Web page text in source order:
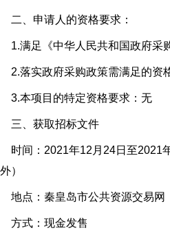
、申请人的资格要求：
满足《中华人民共和国政府采购
落实政府采购政策需满足的资
本项目的特定资格要求：无
、获取招标文件
间：2021年12月24日至2021年
）
点：秦皇岛市公共资源交易网
式：现金发售